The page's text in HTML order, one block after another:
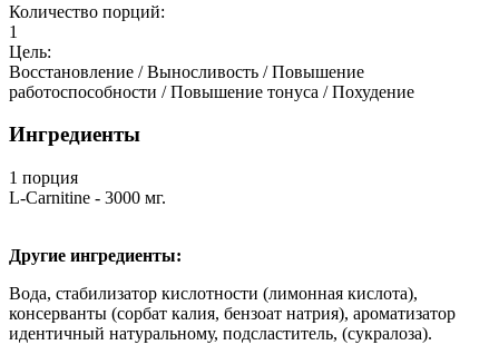
Количество порций:
1
Цель:
Восстановление / Выносливость / Повышение
работоспособности / Повышение тонуса / Похудение
Ингредиенты
1 порция
L-Carnitine - 3000 мг.
Другие ингредиенты:
Вода, стабилизатор кислотности (лимонная кислота),
консерванты (сорбат калия, бензоат натрия), ароматизатор
идентичный натуральному, подсластитель, (сукралоза).